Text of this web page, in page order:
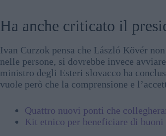
Ha anche criticato il
Ivan Curzok pensa che László Kövér
nelle persone, si dovrebbe invece
ministro degli Esteri slovacco ha
vuole però che la comprensione e
Quattro nuovi ponti che
Kit etnico per beneficiare di